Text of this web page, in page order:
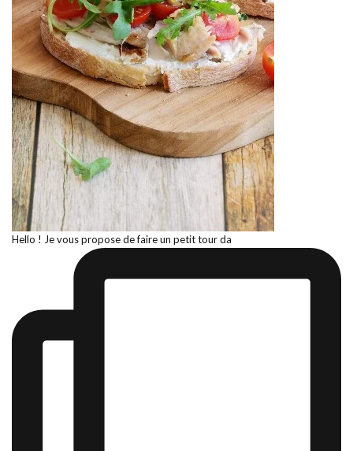
Hello ! Je vous propose de faire un petit tour da